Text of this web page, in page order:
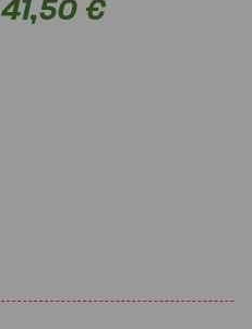
41,50 €